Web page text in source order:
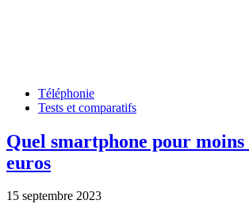
Téléphonie
Tests et comparatifs
Quel smartphone pour moins
euros
15 septembre 2023